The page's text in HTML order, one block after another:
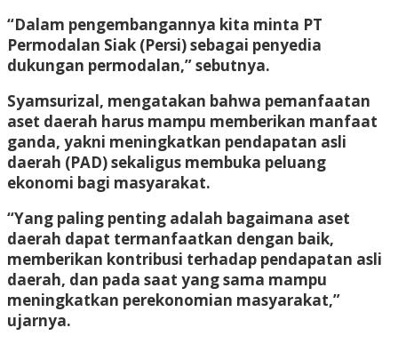
“Dalam pengembangannya kita minta PT
Permodalan Siak (Persi) sebagai penyedia
dukungan permodalan,” sebutnya.
Syamsurizal, mengatakan bahwa pemanfaatan
aset daerah harus mampu memberikan manfaat
ganda, yakni meningkatkan pendapatan asli
daerah (PAD) sekaligus membuka peluang
ekonomi bagi masyarakat.
“Yang paling penting adalah bagaimana aset
daerah dapat termanfaatkan dengan baik,
memberikan kontribusi terhadap pendapatan asli
daerah, dan pada saat yang sama mampu
meningkatkan perekonomian masyarakat,”
ujarnya.